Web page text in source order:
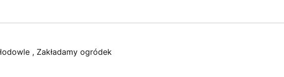
, Zakładamy ogródek